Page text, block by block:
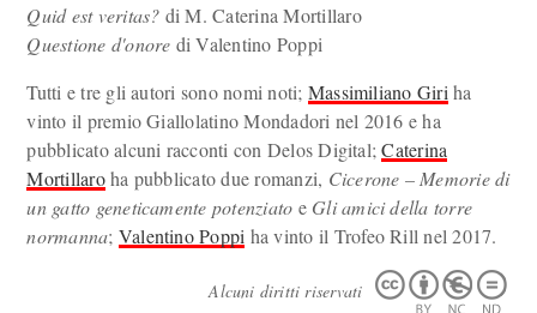
Quid est veritas? di M. Caterina Mortillaro
Questione d'onore di Valentino Poppi
Tutti e tre gli autori sono nomi noti; Massimiliano Giri ha
vinto il premio Giallolatino Mondadori nel 2016 e ha
pubblicato alcuni racconti con Delos Digital;Caterina
Mortillaroha pubblicato due romanzi, Cicerone – Memorie di
un gatto geneticamente potenziato e Gli amici della torre
normanna; Valentino Poppi ha vinto il Trofeo Rill nel 2017.
Alcuni diritti riservati